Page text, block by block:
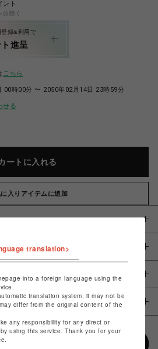
ント
除く
録&利用で
進呈
こちら
00時00分 〜 2050年02月14日 23時59分
せる
ートに入れる
入りアイテムに追加
translation>
into a foreign language using the
translation system, it may not be
differ from the original content of the
any responsibility for any direct or
using this service. Thank you for your